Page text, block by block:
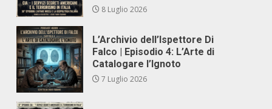
8 Luglio 2026
L’Archivio dell’Ispettore Di
Falco | Episodio 4: L’Arte di
Catalogare l’Ignoto
7 Luglio 2026